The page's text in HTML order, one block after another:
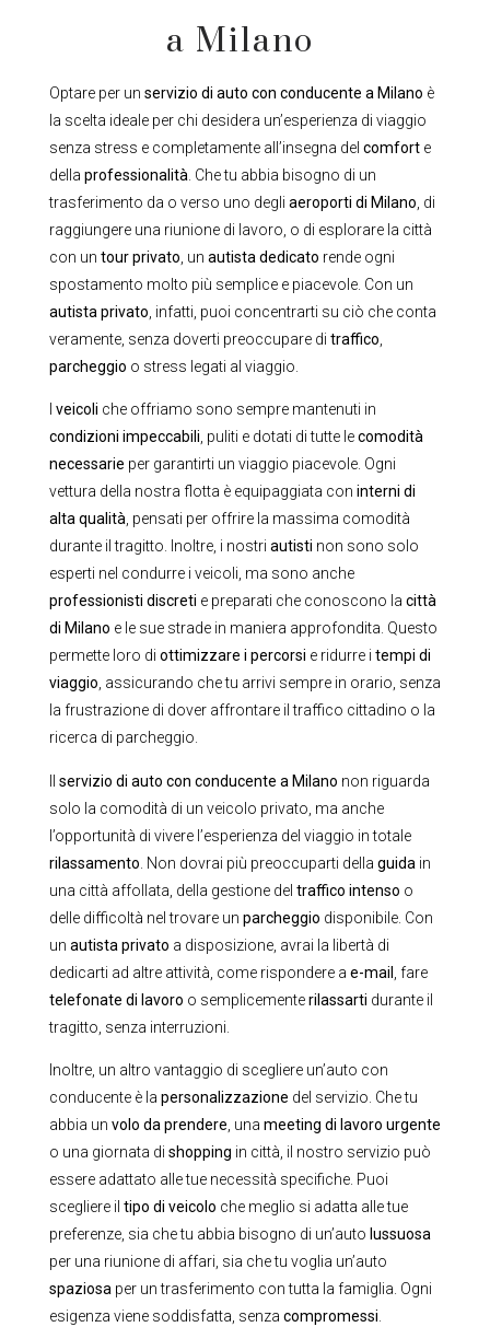
a Milano
Optare per un servizio di auto con conducente a Milano è
la scelta ideale per chi desidera un’esperienza di viaggio
senza stress e completamente all’insegna del comforte
della professionalità . Che tu abbia bisogno di un
trasferimento da o verso uno degli aeroporti di Milano , di
raggiungere una riunione di lavoro, o di esplorare la città
con un tour privato , un autista dedicato rende ogni
spostamento molto più semplice e piacevole. Con un
autista privato , infatti, puoi concentrarti su ciò che conta
veramente, senza doverti preoccupare di traffico
parcheggio o stress legati al viaggio.
veicoli che offriamo sono sempre mantenuti in
condizioni impeccabili, puliti e dotati di tutte lecomodità
necessarie per garantirti un viaggio piacevole. Ogni
vettura della nostra flotta è equipaggiata con interni di
alta qualità, pensati per offrire la massima comodità
durante il tragitto. Inoltre, i nostri autisti non sono solo
esperti nel condurre i veicoli, ma sono anche
professionisti discreti e preparati che conoscono la città
di Milano e le sue strade in maniera approfondita. Questo
permette loro di ottimizzare i percorsi e ridurre i tempi di
viaggio, assicurando che tu arrivi sempre in orario, senza
la frustrazione di dover affrontare il traffico cittadino o la
ricerca di parcheggio.
servizio di auto con conducente a Milano non riguarda
solo la comodità di un veicolo privato, ma anche
l’opportunità di vivere l’esperienza del viaggio in totale
rilassamento . Non dovrai più preoccuparti della guida in
una città affollata, della gestione del traffico intenso o
delle difficoltà nel trovare un parcheggio disponibile. Con
un autista privato a disposizione, avrai la libertà di
dedicarti ad altre attività, come rispondere a e-mail
, fare
telefonate di lavoro o semplicementerilassarti durante il
tragitto, senza interruzioni.
Inoltre, un altro vantaggio di scegliere un’auto con
conducente è la personalizzazione del servizio. Che tu
abbia un volo da prendere , una meeting di lavoro urgente
o una giornata di shopping in città, il nostro servizio può
essere adattato alle tue necessità specifiche. Puoi
scegliere il tipo di veicolo che meglio si adatta alle tue
preferenze, sia che tu abbia bisogno di un’auto lussuosa
per una riunione di affari, sia che tu voglia un’auto
spaziosa per un trasferimento con tutta la famiglia. Ogni
esigenza viene soddisfatta, senza compromessi